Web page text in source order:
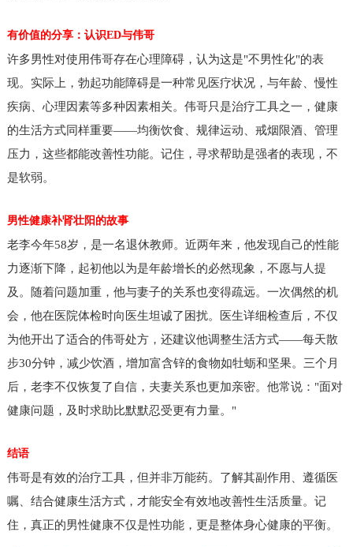
有价值的分享：认识ED与伟哥
许多男性对使用伟哥存在心理障碍，认为这是"不男性化"的表
现。实际上，勃起功能障碍是一种常见医疗状况，与年龄、慢性
疾病、心理因素等多种因素相关。伟哥只是治疗工具之一，健康
的生活方式同样重要——均衡饮食、规律运动、戒烟限酒、管理
压力，这些都能改善性功能。记住，寻求帮助是强者的表现，不
是软弱。
男性健康补肾壮阳的故事
老李今年58岁，是一名退休教师。近两年来，他发现自己的性能
力逐渐下降，起初他以为是年龄增长的必然现象，不愿与人提
及。随着问题加重，他与妻子的关系也变得疏远。一次偶然的机
会，他在医院体检时向医生坦诚了困扰。医生详细检查后，不仅
为他开出了适合的伟哥处方，还建议他调整生活方式——每天散
步30分钟，减少饮酒，增加富含锌的食物如牡蛎和坚果。三个月
后，老李不仅恢复了自信，夫妻关系也更加亲密。他常说："面对
健康问题，及时求助比默默忍受更有力量。"
结语
伟哥是有效的治疗工具，但并非万能药。了解其副作用、遵循医
嘱、结合健康生活方式，才能安全有效地改善性生活质量。记
住，真正的男性健康不仅是性功能，更是整体身心健康的平衡。